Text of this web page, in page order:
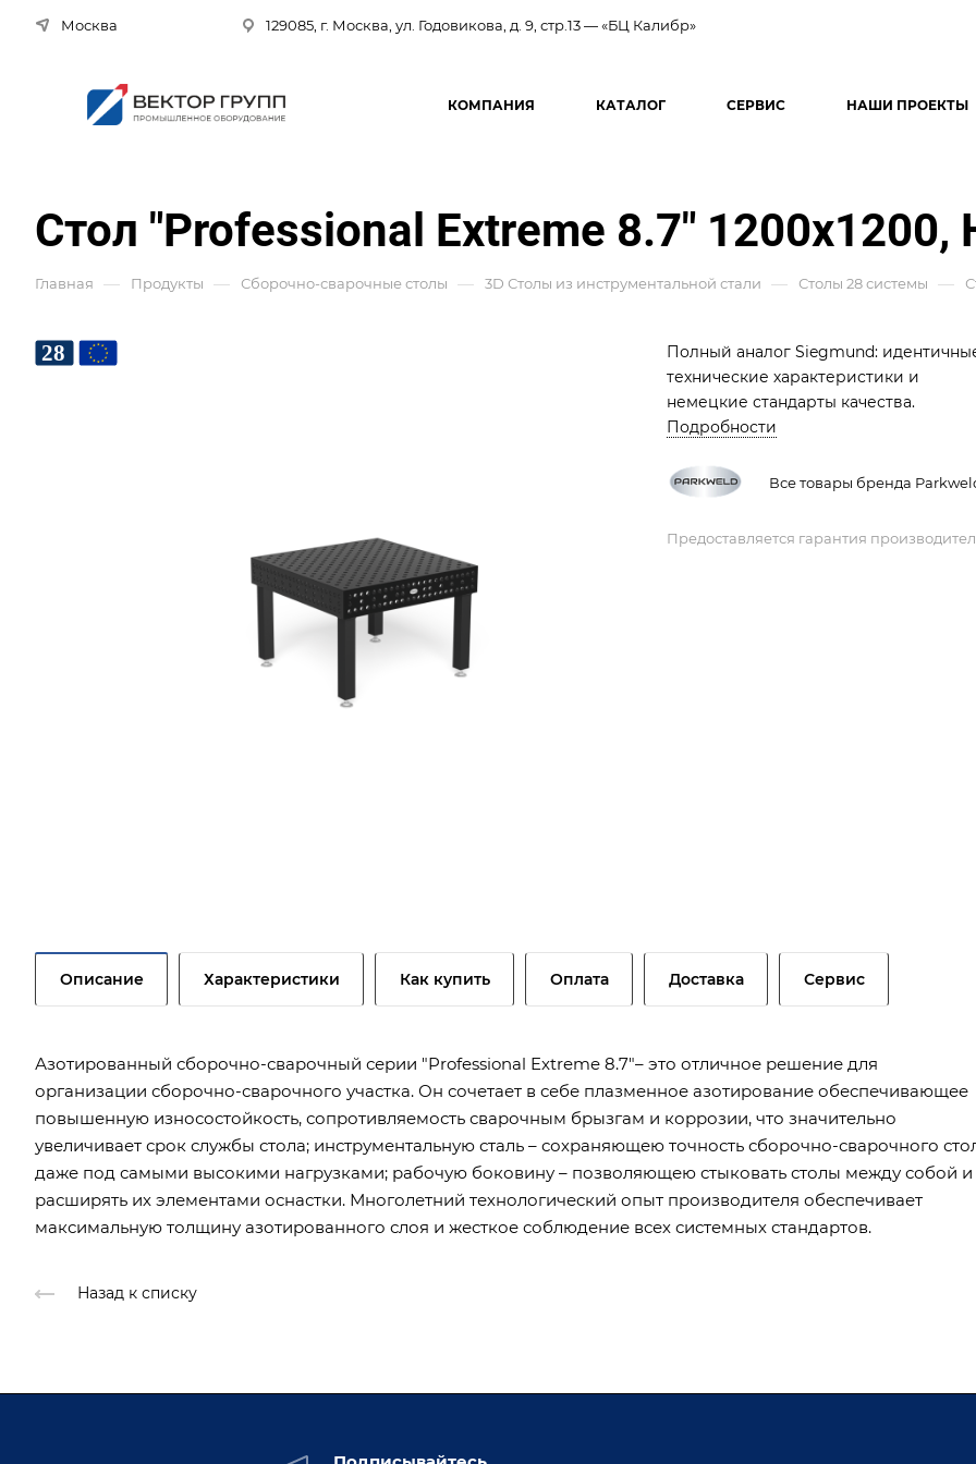
Москва 129085, г. Москва, ул. Годовикова, д. 9, стр.13 — «БЦ Калибр»
КОМПАНИЯ КАТАЛОГ СЕРВИС НАШИ ПРОЕКТЫ
Стол "Professional Extreme 8.7" 1200x1200,
Главная — Продукты — Сборочно-сварочные столы — 3D Столы из инструментальной стали — Столы 28 системы —
Полный аналог Siegmund:
технические характеристики и
немецкие стандарты качества.
Подробности
Все товары бренда
Предоставляется гарантия
Описание Характеристики Как купить Оплата Доставка Сервис
Азотированный сборочно-сварочный серии "Professional Extreme 8.7"– это отличное решение для
организации сборочно-сварочного участка. Он сочетает в себе плазменное азотирование обеспечивающее
повышенную износостойкость, сопротивляемость сварочным брызгам и коррозии, что значительно
увеличивает срок службы стола; инструментальную сталь – сохраняющею точность сборочно-сварочного
даже под самыми высокими нагрузками; рабочую боковину – позволяющею стыковать столы между собой и
расширять их элементами оснастки. Многолетний технологический опыт производителя обеспечивает
максимальную толщину азотированного слоя и жесткое соблюдение всех системных стандартов.
Назад к списку